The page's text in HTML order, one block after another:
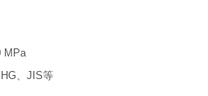
MPa
、JIS等